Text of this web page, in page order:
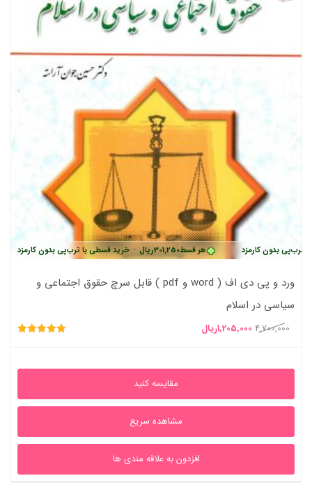
هر قسط301,250ریال • خرید قسطی با ترب‌پی بدون کارمزد کارمزد
ورد و پی دی اف ( word و pdf ) قابل سرچ حقوق اجتماعی و
سیاسی در اسلام
4,700,000 قیمت
4,700,000ریال
1,205,000ریال
1,205,000ریال
مقایسه کنید
مشاهده سریع
افزدون به علاقه مندی ها